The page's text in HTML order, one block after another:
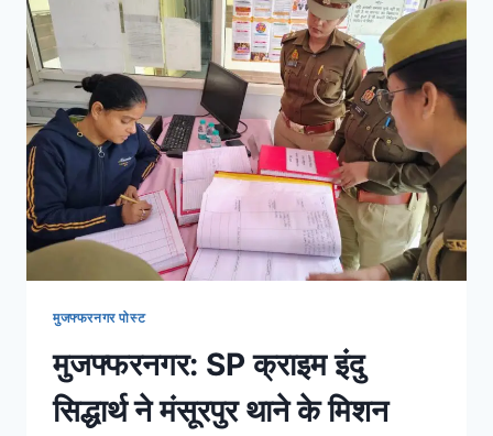
मुजफ्फरनगर पोस्ट
मुजफ्फरनगर: SP क्राइम इंदु
सिद्धार्थ ने मंसूरपुर थाने के मिशन